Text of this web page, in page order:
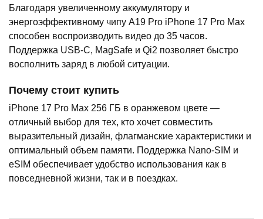
Благодаря увеличенному аккумулятору и
энергоэффективному чипу A19 Pro iPhone 17 Pro Max
способен воспроизводить видео до 35 часов.
Поддержка USB-C, MagSafe и Qi2 позволяет быстро
восполнить заряд в любой ситуации.
Почему стоит купить
iPhone 17 Pro Max 256 ГБ в оранжевом цвете —
отличный выбор для тех, кто хочет совместить
выразительный дизайн, флагманские характеристики и
оптимальный объем памяти. Поддержка Nano-SIM и
eSIM обеспечивает удобство использования как в
повседневной жизни, так и в поездках.